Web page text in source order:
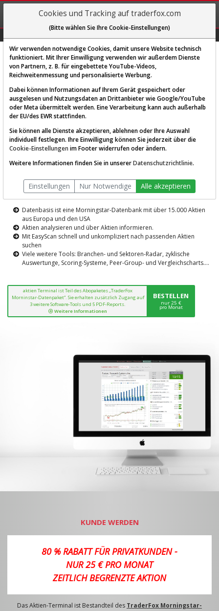
REGIS-
TRIEREN
Diese Funktion ist nur für
AKTIEN-TERMINAL
Die Aktienanalyse-Plattform von
TraderFox
Datenbasis ist eine Morningstar-Datenbank mit über 15.000 Aktien
aus Europa und den USA
Aktien analysieren und über Aktien informieren.
Mit EasyScan schnell und unkompliziert nach passenden Aktien
suchen
Viele weitere Tools: Branchen- und Sektoren-Radar, zyklische
Auswertunge, Scoring-Systeme, Peer-Group- und Vergleichscharts....
aktien Terminal ist Teil des Abopaketes „TraderFox
Morninstar-Datenpaket“. Sie erhalten zusätzlich Zugang auf
3 weitere Software-Tools und 5 PDF-Reports.
Weitere Informationen
BESTELLEN
nur 25 €
pro Monat
KUNDE WERDEN
80 % RABATT FÜR PRIVATKUNDEN -
NUR 25 € PRO MONAT
ZEITLICH BEGRENZTE AKTION
Das Aktien-Terminal ist Bestandteil des TraderFox Morningstar-
Cookies und Tracking auf traderfox.com
(Bitte wählen Sie Ihre Cookie-Einstellungen)
Wir verwenden notwendige Cookies, damit unsere Website technisch
funktioniert. Mit Ihrer Einwilligung verwenden wir außerdem Dienste
von Partnern, z. B. für eingebettete YouTube-Videos,
Reichweitenmessung und personalisierte Werbung.
Dabei können Informationen auf Ihrem Gerät gespeichert oder
ausgelesen und Nutzungsdaten an Drittanbieter wie Google/YouTube
oder Meta übermittelt werden. Eine Verarbeitung kann auch außerhalb
der EU/des EWR stattfinden.
Sie können alle Dienste akzeptieren, ablehnen oder Ihre Auswahl
individuell festlegen. Ihre Einwilligung können Sie jederzeit über die
Cookie-Einstellungen im Footer widerrufen oder ändern.
Weitere Informationen finden Sie in unsererDatenschutzrichtlinie.
Einstellungen Nur Notwendige Alle akzeptieren